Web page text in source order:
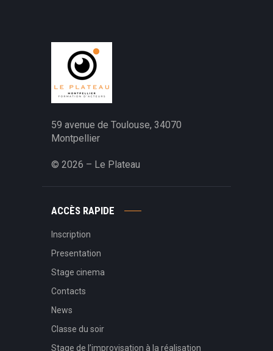
59 avenue de Toulouse, 34070
Montpellier‎
© 2026 – Le Plateau
ACCÈS RAPIDE
Inscription
Presentation
Stage cinema
Contacts
News
Classe du soir
Stage de l’improvisation à la réalisation